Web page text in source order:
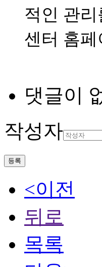
적인 관
센터 홈
댓글이
작성자
등록
<이전
뒤로
목록